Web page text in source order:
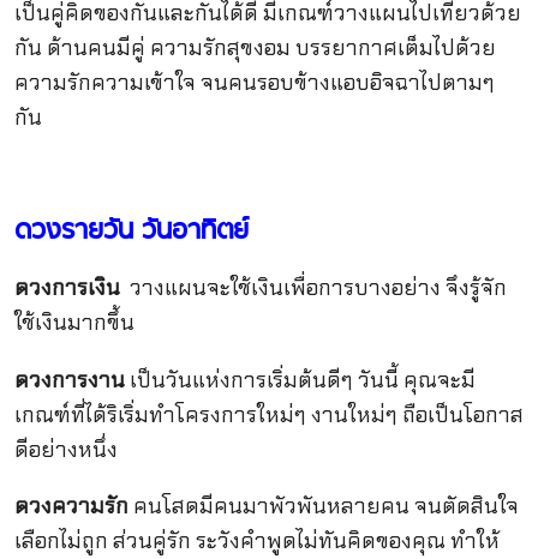
เป็นคู่คิดของกันและกันได้ดี มีเกณฑ์วางแผนไปเที่ยวด้วย
กัน ด้านคนมีคู่ ความรักสุขงอม บรรยากาศเต็มไปด้วย
ความรักความเข้าใจ จนคนรอบข้างแอบอิจฉาไปตามๆ
กัน
ดวงรายวัน วันอาทิตย์
ดวงการเงินวางแผนจะใช้เงินเพื่อการบางอย่าง จึงรู้จัก
ใช้เงินมากขึ้น
ดวงการงาน เป็นวันแห่งการเริ่มต้นดีๆ วันนี้ คุณจะมี
เกณฑ์ที่ได้ริเริ่มทำโครงการใหม่ๆ งานใหม่ๆ ถือเป็นโอกาส
ดีอย่างหนึ่ง
ดวงความรัก คนโสดมีคนมาพัวพันหลายคน จนตัดสินใจ
เลือกไม่ถูก ส่วนคู่รัก ระวังคำพูดไม่ทันคิดของคุณ ทำให้